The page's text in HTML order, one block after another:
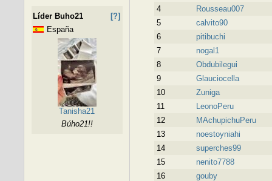
Líder Buho21
[?]
España
Tanisha21
Búho21!!
4
Rousseau007
5
calvito90
6
pitibuchi
7
nogal1
8
Obdubilegui
9
Glauciocella
10
Zuniga
11
LeonoPeru
12
MAchupichuPeru
13
noestoyniahi
14
superches99
15
nenito7788
16
gouby